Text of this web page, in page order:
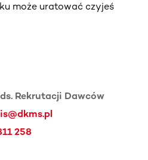
może uratować czyjeś
Rekrutacji Dawców
258